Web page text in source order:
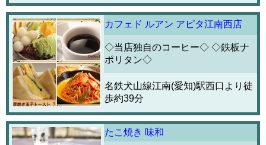
カフェド ルアン アピタ江南西店
◇当店独自のコーヒー◇ ◇鉄板ナ
ポリタン◇
名鉄犬山線江南(愛知)駅西口より徒
歩約39分
たこ焼き 味和